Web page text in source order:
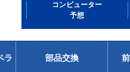
コンピューター
予想
ラ 部品交換